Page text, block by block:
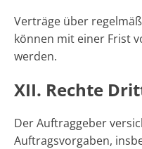
Verträge über
können mit einer Frist
werden.
XII. Rechte
Der Auftraggeber
Auftragsvorgaben,